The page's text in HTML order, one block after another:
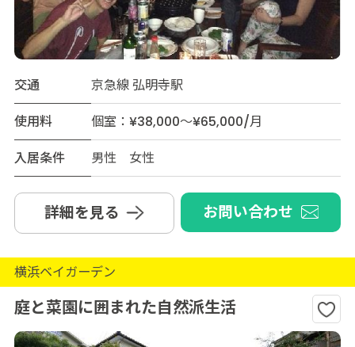
交通
京急線 弘明寺駅
使用料
個室：¥38,000～¥65,000/月
入居条件
男性 女性
詳細を見る お問い合わせ
横浜ベイガーデン
庭と菜園に囲まれた自然派生活